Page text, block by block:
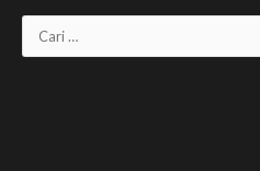
Cari
untuk: